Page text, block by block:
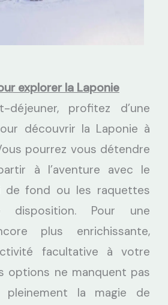
explorer la Laponie
profitez d’une
découvrir la Laponie à
pourrez vous détendre
à l’aventure avec le
de fond ou les raquettes
Pour une
plus enrichissante,
facultative à votre
options ne manquent pas
pleinement la magie de